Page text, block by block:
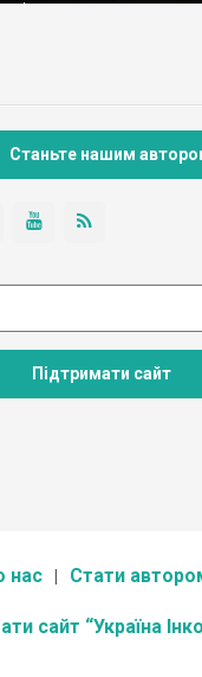
є нагадуванням про
Станьте нашим
Підтримати сайт
нас Стати
сайт “Україна